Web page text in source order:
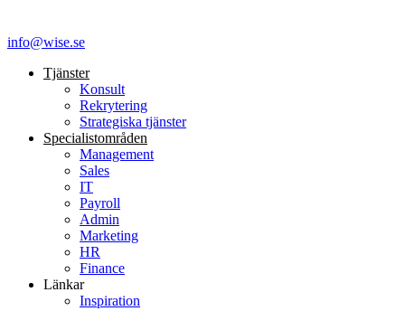
info@wise.se
Tjänster
Konsult
Rekrytering
Strategiska tjänster
Specialist­områden
Management
Sales
IT
Payroll
Admin
Marketing
HR
Finance
Länkar
Inspiration